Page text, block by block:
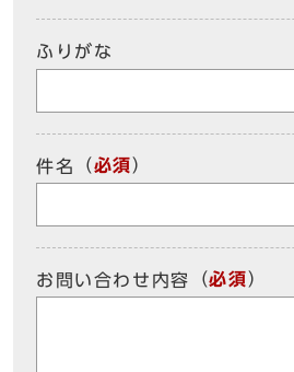
ふりがな
件名 （必須）
お問い合わせ内容 （必須）